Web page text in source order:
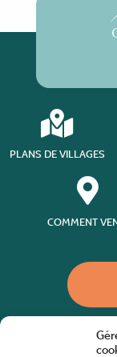
PLANS DE VILLAGES
COMMENT